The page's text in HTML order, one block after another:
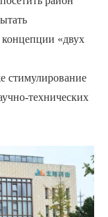
концепции «двух
стимулирование
технических